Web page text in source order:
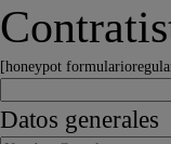
[honeypot
Datos generales